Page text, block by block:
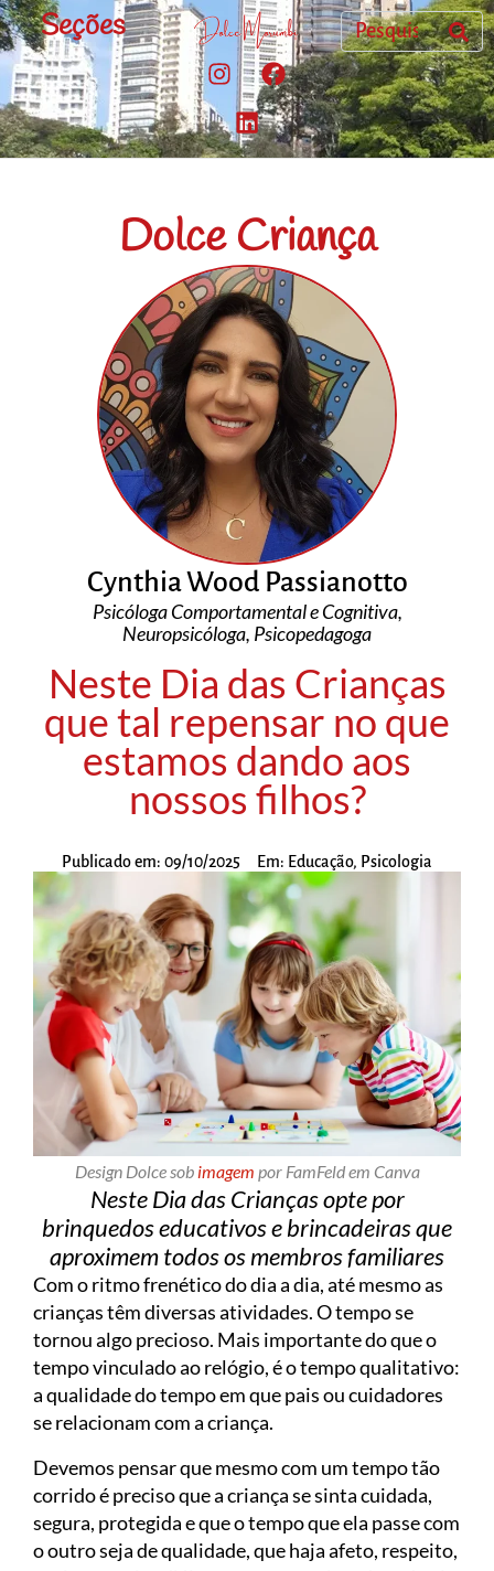
Seções
Dolce Criança
Cynthia Wood Passianotto
Psicóloga Comportamental e Cognitiva,
Neuropsicóloga, Psicopedagoga
Neste Dia das Crianças
que tal repensar no que
estamos dando aos
nossos filhos?
Publicado em: 09/10/2025 Em: Educação, Psicologia
Design Dolce sob imagem por FamFeld em Canva
Neste Dia das Crianças opte por
brinquedos educativos e brincadeiras que
aproximem todos os membros familiares
Com o ritmo frenético do dia a dia, até mesmo as
crianças têm diversas atividades. O tempo se
tornou algo precioso. Mais importante do que o
tempo vinculado ao relógio, é o tempo qualitativo:
a qualidade do tempo em que pais ou cuidadores
se relacionam com a criança.
Devemos pensar que mesmo com um tempo tão
corrido é preciso que a criança se sinta cuidada,
segura, protegida e que o tempo que ela passe com
o outro seja de qualidade, que haja afeto, respeito,